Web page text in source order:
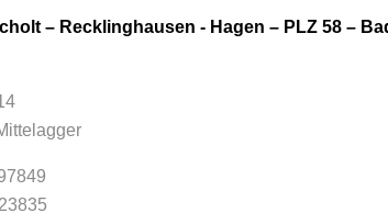
– Recklinghausen - Hagen – PLZ 58 –